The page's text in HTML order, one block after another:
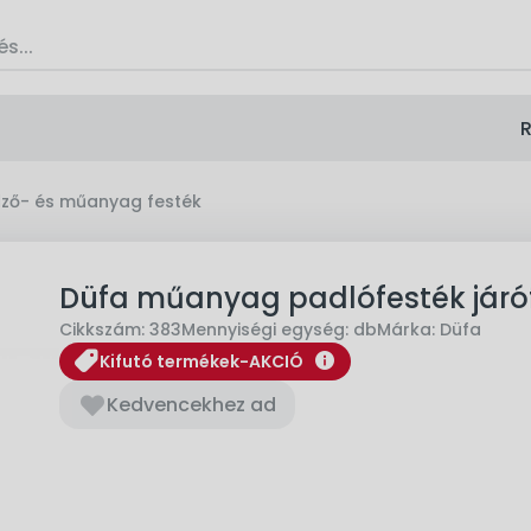
és műanyag festék
Düfa műanyag padlófesték
Cikkszám: 383Mennyiségi egység: dbMárka: Düfa
Kifutó termékek-AKCIÓ info
Kedvencekhez ad